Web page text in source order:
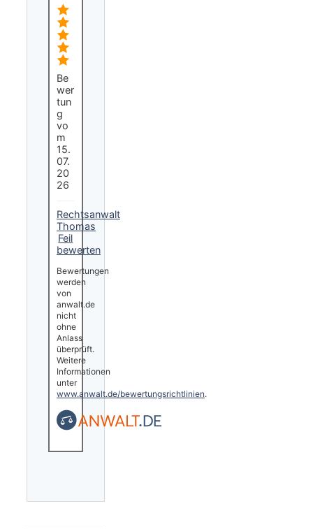
Be
wer
tun
g
vo
m
15.
07.
20
26
Rechtsanwalt
Thomas
Feil
bewerten
Bewertungen
werden
von
anwalt.de
nicht
ohne
Anlass
überprüft.
Weitere
Informationen
unter
www.anwalt.de/bewertungsrichtlinien.